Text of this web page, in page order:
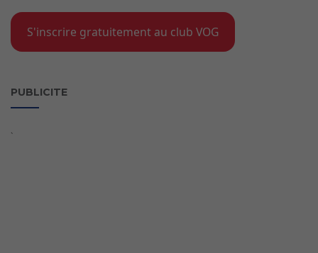
S'inscrire gratuitement au club VOG
PUBLICITE
`